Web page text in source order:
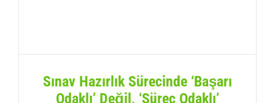
Sınav Hazırlık Sürecinde ‘Başarı
Odaklı’ Değil, ‘Süreç Odaklı’